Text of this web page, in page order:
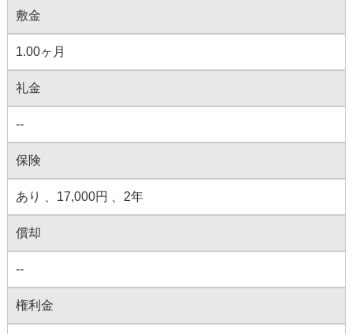
敷金
1.00ヶ月
礼金
--
保険
あり 、17,000円 、2年
償却
--
権利金